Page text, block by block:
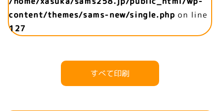
content/themes/sams-new/single.php on line
127
すべて印刷